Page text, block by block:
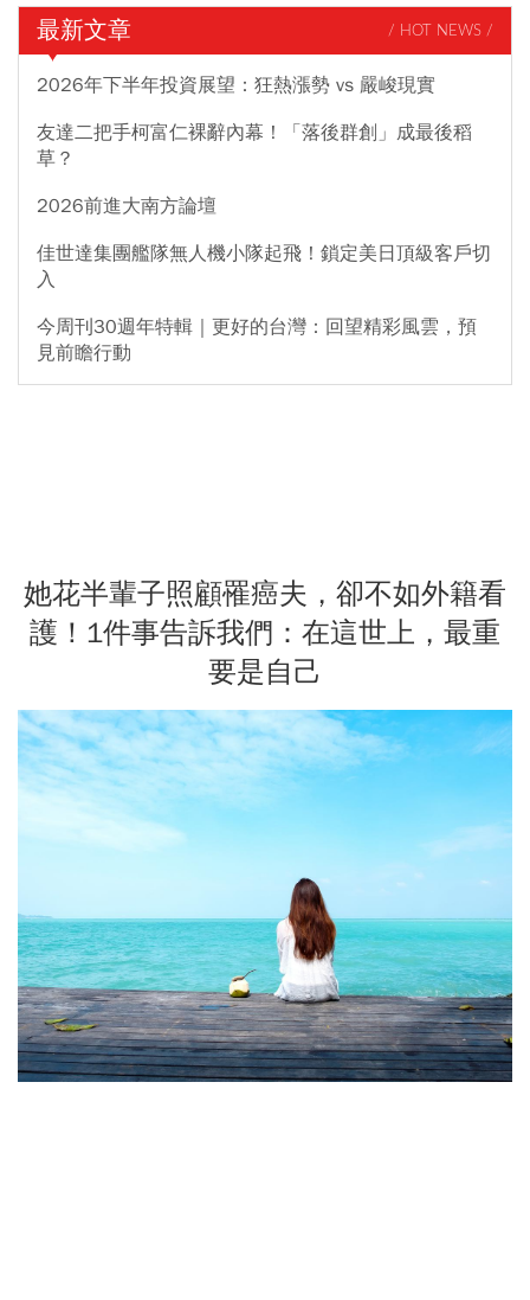
最新文章 / HOT NEWS /
2026年下半年投資展望：狂熱漲勢 vs 嚴峻現實
友達二把手柯富仁裸辭內幕！「落後群創」成最後稻
草？
2026前進大南方論壇
佳世達集團艦隊無人機小隊起飛！鎖定美日頂級客戶切
入
今周刊30週年特輯｜更好的台灣：回望精彩風雲，預
見前瞻行動
她花半輩子照顧罹癌夫，卻不如外籍看
護！1件事告訴我們：在這世上，最重
要是自己